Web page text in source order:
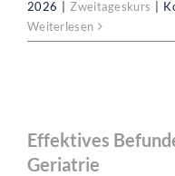
2026 Zweitageskurs
Weiterlesen
Effektives
Geriatrie